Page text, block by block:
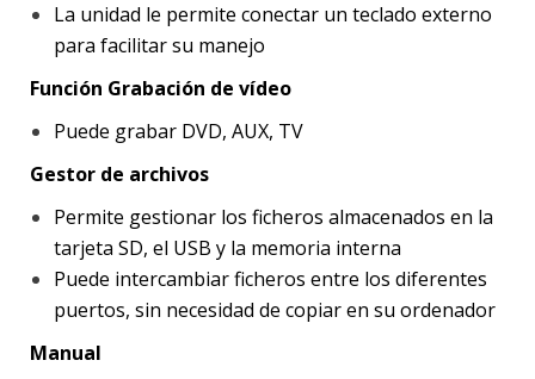
La unidad le permite conectar un teclado externo
para facilitar su manejo
Función Grabación de vídeo
Puede grabar DVD, AUX, TV
Gestor de archivos
Permite gestionar los ficheros almacenados en la
tarjeta SD, el USB y la memoria interna
Puede intercambiar ficheros entre los diferentes
puertos, sin necesidad de copiar en su ordenador
Manual